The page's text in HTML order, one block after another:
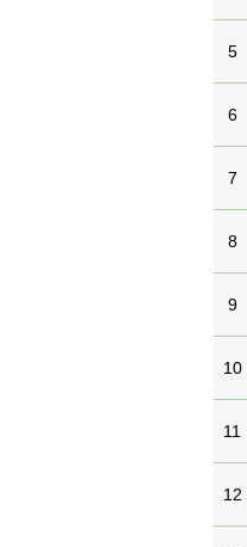
5
6
7
8
9
10
11
12